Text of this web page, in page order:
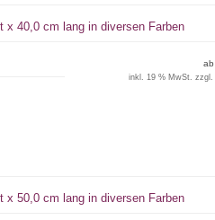
x 40,0 cm lang in diversen Farben
ab
inkl. 19 % MwSt. zzgl.
x 50,0 cm lang in diversen Farben